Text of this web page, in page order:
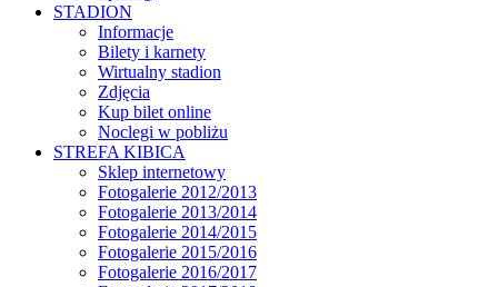
STADION
Informacje
Bilety i karnety
Wirtualny stadion
Zdjęcia
Kup bilet online
Noclegi w pobliżu
STREFA KIBICA
Sklep internetowy
Fotogalerie 2012/2013
Fotogalerie 2013/2014
Fotogalerie 2014/2015
Fotogalerie 2015/2016
Fotogalerie 2016/2017